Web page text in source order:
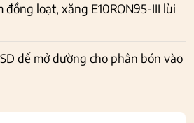
đồng loạt, xăng E10RON95-III lùi
để mở đường cho phân bón vào